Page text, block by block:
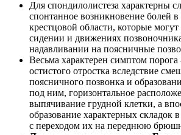
Для спондилолистеза характерны
спонтанное возникновение болей
крестцовой области, которые
сидении и движениях
надавливании на поясничные
Весьма характерен симптом
остистого отростка вследствие
поясничного позвонка и
под ним, горизонтальное
выпячивание грудной клетки, а
образование характерных складок
с переходом их на переднюю